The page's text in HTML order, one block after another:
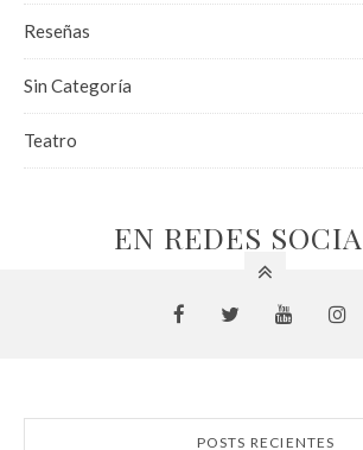
Reseñas
Sin Categoría
Teatro
EN REDES
POSTS RECIENTES